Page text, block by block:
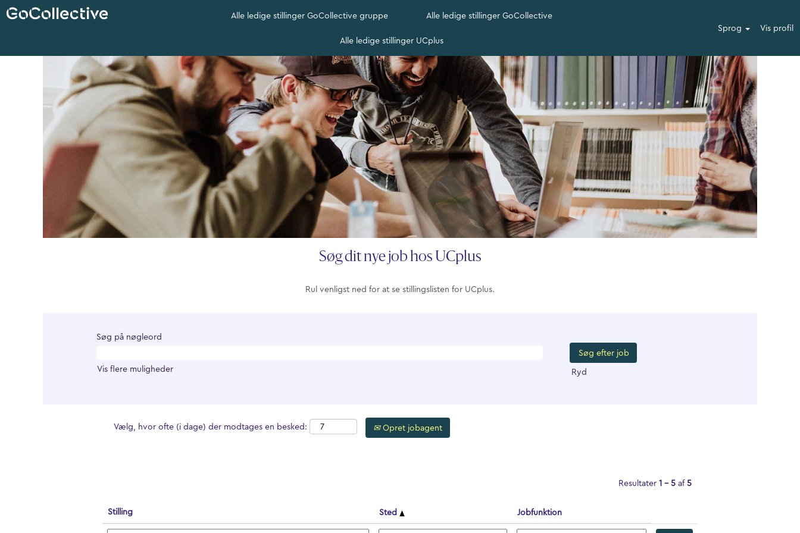
Alle ledige stillinger GoCollective gruppe Alle ledige stillinger GoCollective
Alle ledige stillinger UCplus
Sprog Vis profil
Alle
ledige
Søg dit nye job hos UCplus
Rul venligst ned for at se stillingslisten for UCplus.
Søg på nøgleord
Vis flere muligheder Ryd
Vælg, hvor ofte (i dage) der modtages en besked: Opret jobagent
Resultater 1 – 5 af5
Stilling Sted Jobfunktion